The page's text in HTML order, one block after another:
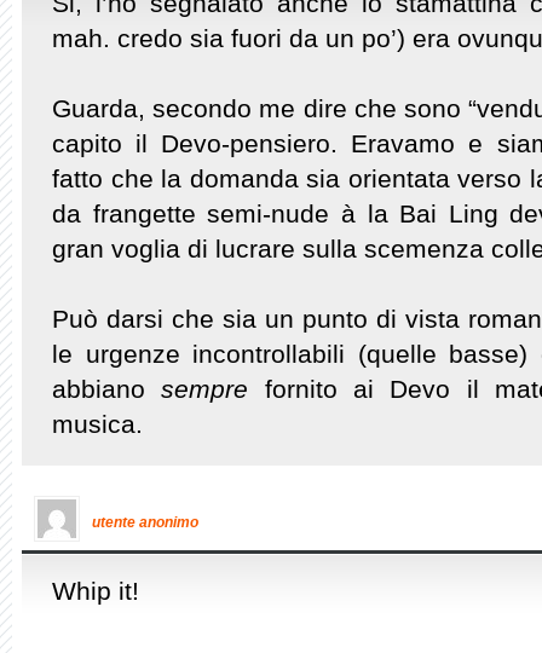
mah. credo sia fuori da un po’) era
Guarda, secondo me dire che sono
capito il Devo-pensiero. Eravamo e
fatto che la domanda sia orientata verso
da frangette semi-nude à la Bai Ling
gran voglia di lucrare sulla scemenza
Può darsi che sia un punto di vista
le urgenze incontrollabili (quelle
abbianosempre fornito ai Devo il
musica.
utente anonimo
Whip it!